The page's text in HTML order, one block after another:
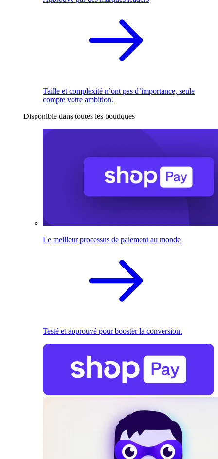
Taille et complexité n’ont pas d’importance, seule
compte votre ambition.
Disponible dans toutes les boutiques
Le meilleur processus de paiement au monde
Testé et approuvé pour booster la conversion.